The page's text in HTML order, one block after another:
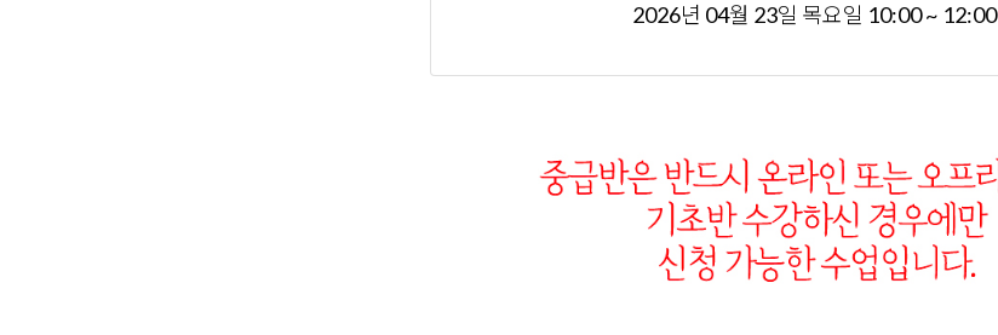
2026년 04월 23일 목요일 10:00 ~ 12:00